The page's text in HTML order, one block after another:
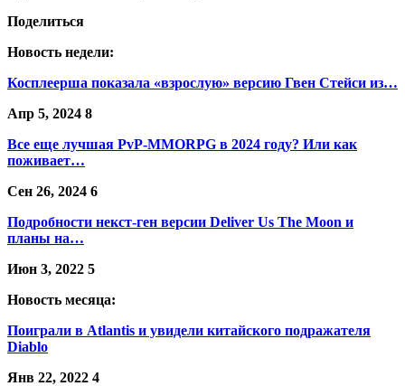
Поделиться
Новость недели:
Косплеерша показала «взрослую» версию Гвен Стейси из…
Апр 5, 2024 8
Все еще лучшая PvP-MMORPG в 2024 году? Или как
поживает…
Сен 26, 2024 6
Подробности некст-ген версии Deliver Us The Moon и
планы на…
Июн 3, 2022 5
Новость месяца:
Поиграли в Atlantis и увидели китайского подражателя
Diablo
Янв 22, 2022 4